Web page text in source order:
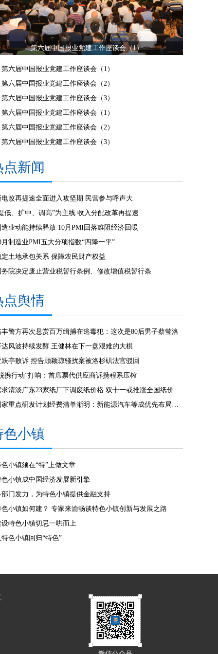
第六届中国报业党建工作座谈会（1）
第六届中国报业党建工作座谈会（1）
第六届中国报业党建工作座谈会（2）
第六届中国报业党建工作座谈会（3）
第六届中国报业党建工作座谈会（1）
第六届中国报业党建工作座谈会（2）
第六届中国报业党建工作座谈会（3）
点新闻
电改再提速全面进入攻坚期 民营参与呼声大
低、扩中、调高”为主线 收入分配改革再提速
造业动能持续释放 10月PMI回落难阻经济回暖
月制造业PMI五大分项指数“四降一平”
定土地承包关系 保障农民财产权益
务院决定废止营业税暂行条例、修改增值税暂行条
点舆情
丰警方再次悬赏百万缉捕在逃毒犯：这次是80后男子蔡莹洛
达风波持续发酵 王健林在下一盘艰难的大棋
跃亭败诉 控告顾颖琼骚扰案被洛杉矶法官驳回
携行动”打响：首席票代供应商诉携程系压榨
求清淡广东23家纸厂下调废纸价格 双十一或推涨全国纸价
国家重点研发计划经费清单渐明：新能源汽车等成优先布局行业
色小镇
色小镇须在“特”上做文章
色小镇成中国经济发展新引擎
部门发力，为特色小镇提供金融支持
色小镇如何建？ 专家来渝畅谈特色小镇创新与发展之路
设特色小镇切忌一哄而上
特色小镇回归“特色”